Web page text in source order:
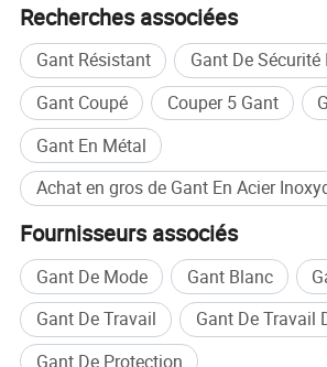
Nous proposons 7 tailles de
dessous, et des sangles en
couleurs pour distinguer les
Recherches associées
Gant Résistant
Gant De
Gant Coupé
Couper 5 Gant
Gant En Métal
Achat en gros de Gant En Acier
Fournisseurs associés
Gant De Mode Gant Blanc
Gant De Travail
Gant De Travail
Gant De Protection